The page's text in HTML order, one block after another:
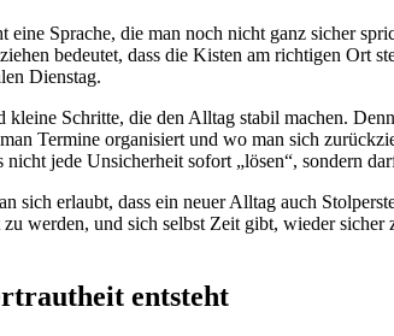
Sprache, die man noch nicht ganz sicher
bedeutet, dass die Kisten am richtigen Ort
Dienstag.
Schritte, die den Alltag stabil machen.
Termine organisiert und wo man sich
jede Unsicherheit sofort „lösen“, sondern
sich erlaubt, dass ein neuer Alltag auch
werden, und sich selbst Zeit gibt, wieder
entsteht